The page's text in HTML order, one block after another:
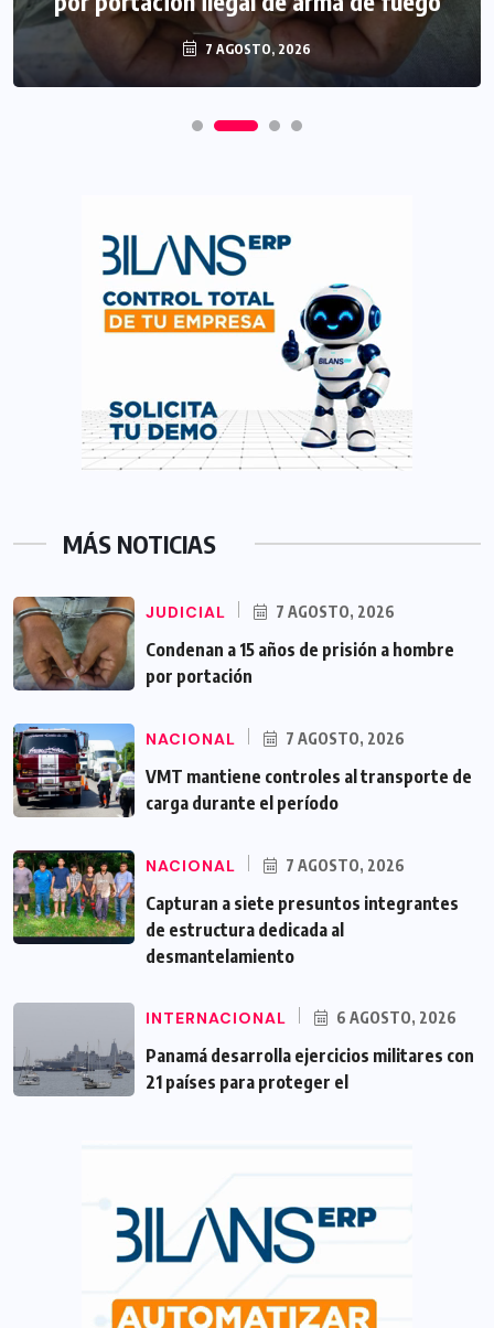
7 AGOSTO, 2026
MÁS NOTICIAS
JUDICIAL 7 AGOSTO, 2026
Condenan a 15 años de prisión a hombre
por portación
NACIONAL 7 AGOSTO, 2026
VMT mantiene controles al transporte de
carga durante el período
NACIONAL 7 AGOSTO, 2026
Capturan a siete presuntos integrantes
de estructura dedicada al
desmantelamiento
INTERNACIONAL 6 AGOSTO, 2026
Panamá desarrolla ejercicios militares con
21 países para proteger el